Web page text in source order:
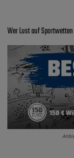
Wer Lust auf